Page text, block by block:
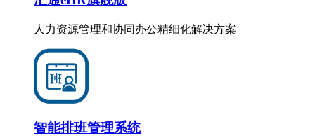
人力资源管理和协同办公精细化解决方案
智能排班管理系统